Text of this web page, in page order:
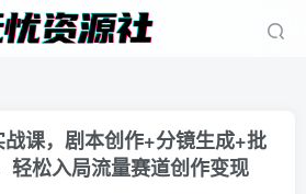
课，剧本创作+分镜生成+批
轻松入局流量赛道创作变现